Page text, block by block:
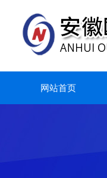
网站首页